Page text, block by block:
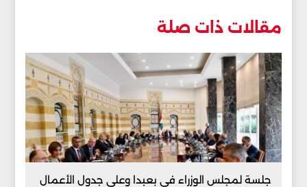
مقالات ذات صلة
جلسة لمجلس الوزراء في بعبدا وعلى جدول الأعمال